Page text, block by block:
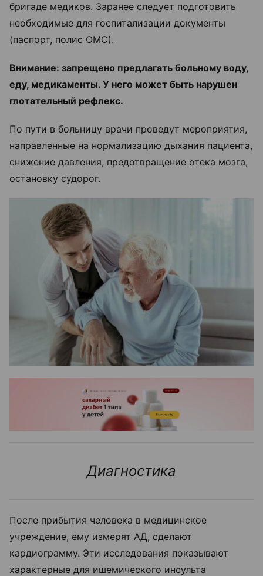
бригаде медиков. Заранее следует подготовить
необходимые для госпитализации документы
(паспорт, полис ОМС).
Внимание: запрещено предлагать больному воду,
еду, медикаменты. У него может быть нарушен
глотательный рефлекс.
По пути в больницу врачи проведут мероприятия,
направленные на нормализацию дыхания пациента,
снижение давления, предотвращение отека мозга,
остановку судорог.
Диагностика
После прибытия человека в медицинское
учреждение, ему измерят АД, сделают
кардиограмму. Эти исследования показывают
характерные для ишемического инсульта